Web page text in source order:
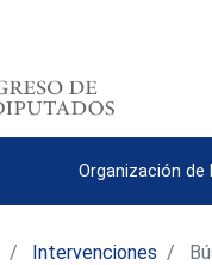
Organización de
Intervenciones